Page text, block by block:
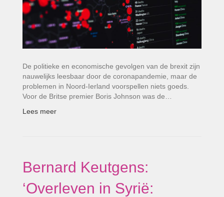
De politieke en economische gevolgen van de brexit zijn
nauwelijks leesbaar door de coronapandemie, maar de
problemen in Noord-Ierland voorspellen niets goeds.
Voor de Britse premier Boris Johnson was de…
Lees meer
Bernard Keutgens:
‘Overleven in Syrië: